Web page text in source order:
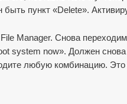
пункт «Delete».
Manager. Снова
system now». Должен снова
любую комбинацию. Это